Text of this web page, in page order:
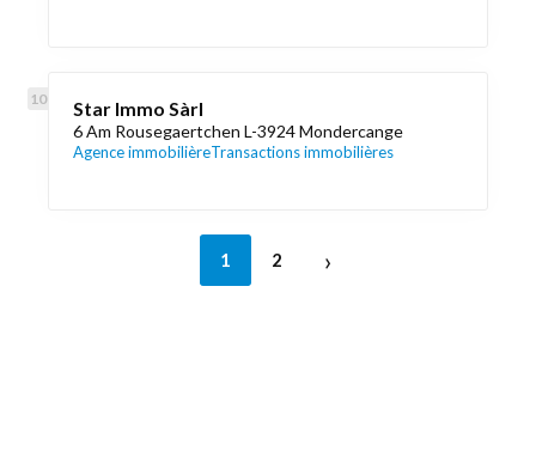
Star Immo Sàrl
6 Am Rousegaertchen L-3924 Mondercange
Agence immobilièreTransactions immobilières
1 2 ›